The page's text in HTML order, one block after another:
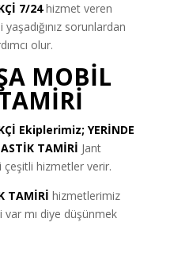
7/24hizmet veren
sorunlardan
olur.
MOBİL
Ekiplerimiz; YERİNDE
TAMİRİ Jant
çeşitli hizmetler verir.
TAMİRİ hizmetlerimiz
var mı diye düşünmek